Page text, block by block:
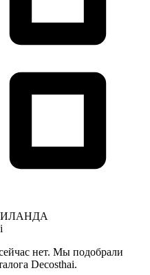
нет. Мы подобрали
Decosthai.